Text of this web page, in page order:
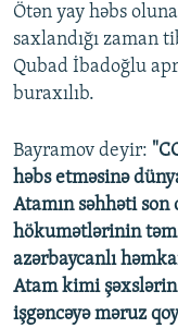
Ötən yay həbs
saxlandığı zaman
Qubad İbadoğlu
buraxılıb.
Bayramov deyir:
həbs etməsinə
Atamın səhhəti
hökumətlərinin
azərbaycanlı
Atam kimi
işgəncəyə məruz